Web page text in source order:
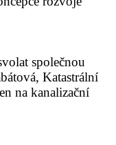
společnou
Katastrální
na kanalizační